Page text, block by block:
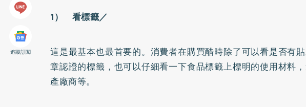
追蹤訂閱
1） 看標籤／
這是最基本也最首要的。消費者在購買醋時除了可以看是否有
章認證的標籤，也可以仔細看一下食品標籤上標明的使用材料
產廠商等。